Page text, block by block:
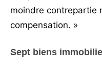
moindre contrepartie
compensation. »
Sept biens